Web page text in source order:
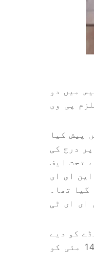
میں دو
نے ملزم پی وی
پیش کیا
پر درج کی
تحت ایف
کے الزامات کے بعد 3 مئی کو این ای ای
کیا گیا تھا۔
ای ای ٹی
کو دیے
تھے۔ بعد میں دھننجے لوکھنڈے نے شبھم خیروار کو سوالیہ پیپر دیے۔ 14 مئی کو